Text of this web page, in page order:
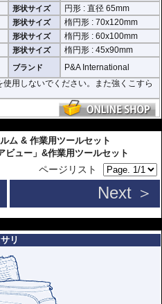
形状サイズ 円形 : 直径 65mm
形状サイズ 楕円形 : 70x120mm
形状サイズ 楕円形 : 60x100mm
形状サイズ 楕円形 : 45x90mm
ブランド P&A International
用しないでください。また強くこすら
ム & 作業用ツールセット
ビュー」&作業用ツールセット
ページリスト
Next ＞
リ